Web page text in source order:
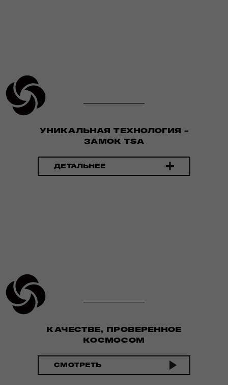
УНИКАЛЬНАЯ ТЕХНОЛОГИЯ -
ЗАМОК TSA
ДЕТАЛЬНЕЕ
КАЧЕСТВЕ, ПРОВЕРЕННОЕ
КОСМОСОМ
СМОТРЕТЬ